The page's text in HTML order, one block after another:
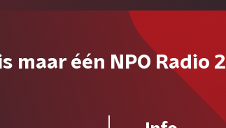
maar één NPO Radio 2